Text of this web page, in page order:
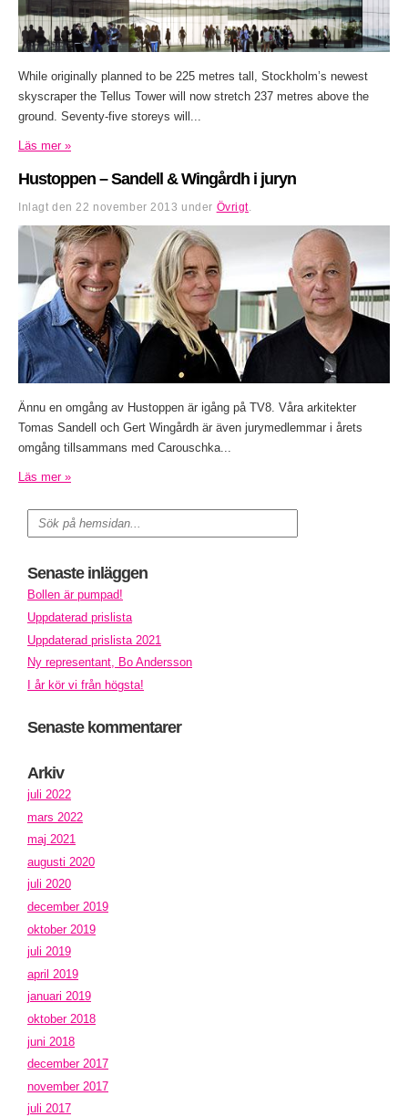
While originally planned to be 225 metres tall, Stockholm’s newest
skyscraper the Tellus Tower will now stretch 237 metres above the
ground. Seventy-five storeys will...
Läs mer »
Hustoppen – Sandell & Wingårdh i juryn
Inlagt den 22 november 2013 under Övrigt
Ännu en omgång av Hustoppen är igång på TV8. Våra arkitekter
Tomas Sandell och Gert Wingårdh är även jurymedlemmar i årets
omgång tillsammans med Carouschka...
Läs mer »
Senaste inläggen
Bollen är pumpad!
Uppdaterad prislista
Uppdaterad prislista 2021
Ny representant, Bo Andersson
I år kör vi från högsta!
Senaste kommentarer
Arkiv
juli 2022
mars 2022
maj 2021
augusti 2020
juli 2020
december 2019
oktober 2019
juli 2019
april 2019
januari 2019
oktober 2018
juni 2018
december 2017
november 2017
juli 2017